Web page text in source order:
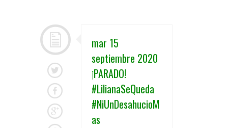
mar 15
septiembre 2020
¡PARADO!
#LilianaSeQueda
#NiUnDesahucioM
as